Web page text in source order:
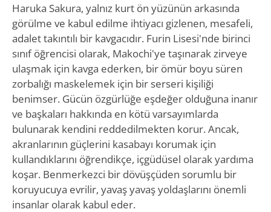
Haruka Sakura, yalnız kurt ön yüzünün arkasında
görülme ve kabul edilme ihtiyacı gizlenen, mesafeli,
adalet takıntılı bir kavgacıdır. Furin Lisesi'nde birinci
sınıf öğrencisi olarak, Makochi'ye taşınarak zirveye
ulaşmak için kavga ederken, bir ömür boyu süren
zorbalığı maskelemek için bir serseri kişiliği
benimser. Gücün özgürlüğe eşdeğer olduğuna inanır
ve başkaları hakkında en kötü varsayımlarda
bulunarak kendini reddedilmekten korur. Ancak,
akranlarının güçlerini kasabayı korumak için
kullandıklarını öğrendikçe, içgüdüsel olarak yardıma
koşar. Benmerkezci bir dövüşçüden sorumlu bir
koruyucuya evrilir, yavaş yavaş yoldaşlarını önemli
insanlar olarak kabul eder.